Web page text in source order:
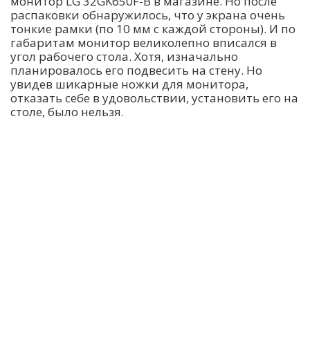
распаковки обнаружилось, что у экрана очень
тонкие рамки (по 10 мм с каждой стороны). И по
габаритам монитор великолепно вписался в
угол рабочего стола. Хотя, изначально
планировалось его подвесить на стену. Но
увидев шикарные ножки для монитора,
отказать себе в удовольствии, установить его на
столе, было нельзя.